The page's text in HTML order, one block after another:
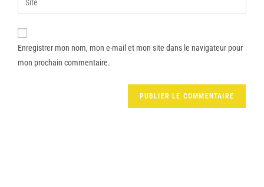
Enregistrer mon nom, mon e-mail et mon site dans le navigateur pour
mon prochain commentaire.